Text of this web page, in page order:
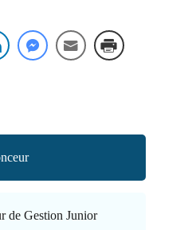
de Gestion Junior